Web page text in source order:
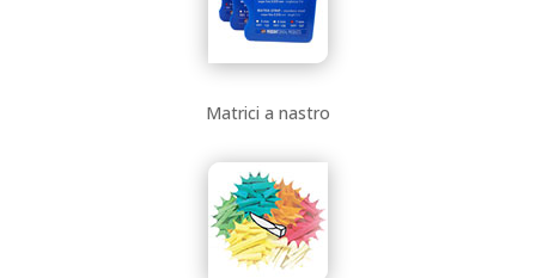
Matrici a nastro